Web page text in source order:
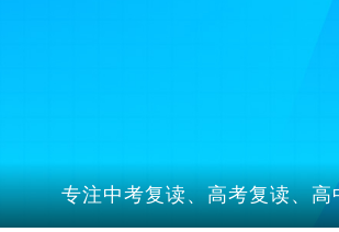
专注中考复读、高考复读、